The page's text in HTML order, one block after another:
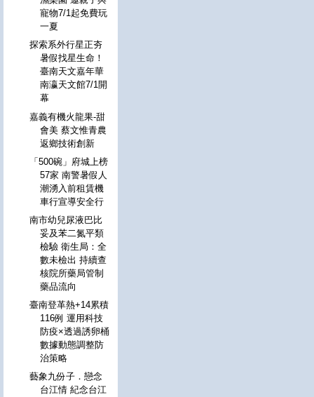
寵物7/1起免費玩
一夏
探索系外行星正夯
暑假找星生命！
臺南天文嘉年華
南瀛天文館7/1開
幕
嘉義有機火龍果-甜
會美 蔡文惟青農
返鄉技術創新
「500碗」府城上榜
57家 南警暑假人
潮湧入前租賃機
車行宣導安全行
南市幼兒尿液巴比
妥及苯二氮平類
檢驗 衛生局：全
數未檢出 持續查
核院所藥局管制
藥品流向
臺南登革熱+14累積
116例 運用科技
防疫×透過誘卵桶
數據動態調整防
治策略
藝象九份子．戀念
台江情 紀念台江